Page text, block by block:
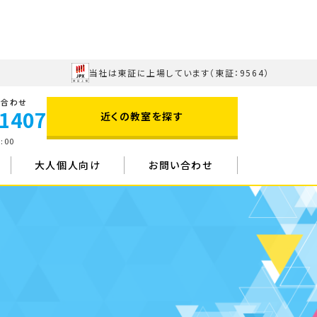
当社は東証に上場しています（東証：9564）
わせ
近くの教室を探す
大人個人向け お問い合わせ